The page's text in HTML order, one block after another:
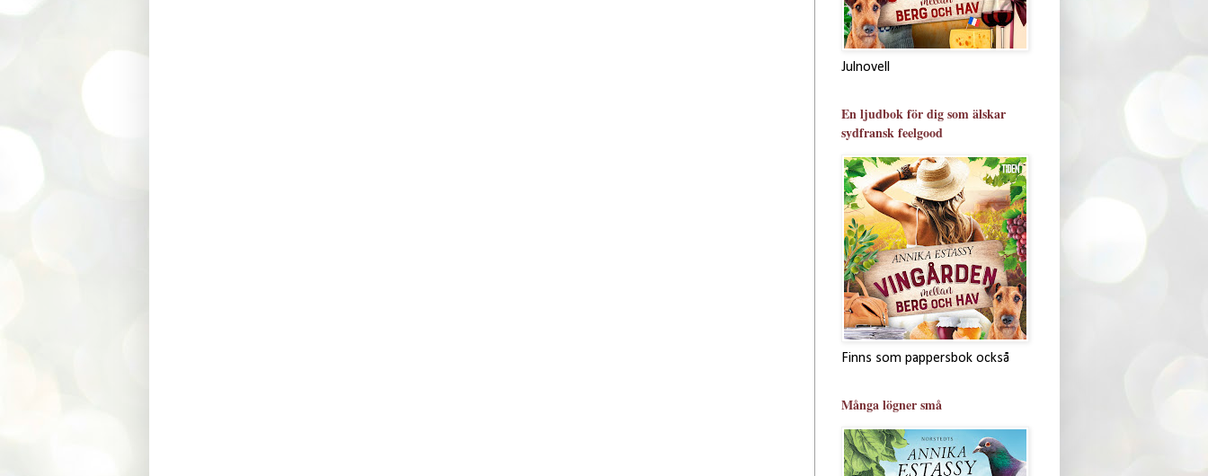
Julnovell
En ljudbok för dig som älskar
sydfransk feelgood
Finns som pappersbok också
Många lögner små